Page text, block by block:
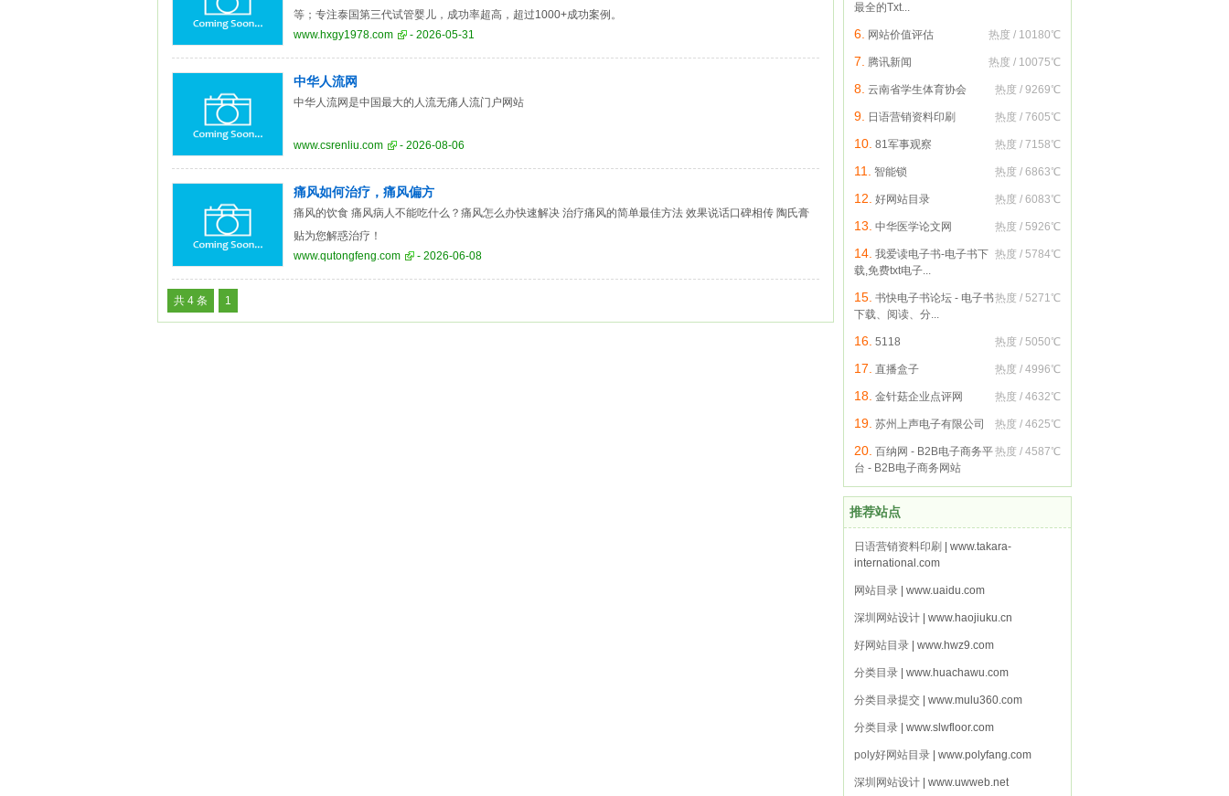
等；专注泰国第三代试管婴儿，成功率超高，超过1000+成功案例。
www.hxgy1978.com
- 2026-05-31
中华人流网
中华人流网是中国最大的人流无痛人流门户网站
www.csrenliu.com - 2026-08-06
痛风如何治疗，痛风偏方
痛风的饮食 痛风病人不能吃什么？痛风怎么办快速解决 治疗痛风的简单最佳方法 效果说话口碑相传 陶氏膏
贴为您解惑治疗！
www.qutongfeng.com
- 2026-06-08
共 4 条 1
最全的Txt...
热度 / 10180℃
6. 网站价值评估
热度 / 10075℃
7. 腾讯新闻
热度 / 9269℃
8. 云南省学生体育协会
热度 / 7605℃
9. 日语营销资料印刷
热度 / 7158℃
10. 81军事观察
热度 / 6863℃
11. 智能锁
热度 / 6083℃
12. 好网站目录
热度 / 5926℃
13. 中华医学论文网
热度 / 5784℃
14. 我爱读电子书-电子书下
载,免费txt电子...
热度 / 5271℃
15. 书快电子书论坛 - 电子书
下载、阅读、分...
热度 / 5050℃
16. 5118
热度 / 4996℃
17. 直播盒子
热度 / 4632℃
18. 金针菇企业点评网
热度 / 4625℃
19. 苏州上声电子有限公司
热度 / 4587℃
20. 百纳网 - B2B电子商务平
台 - B2B电子商务网站
推荐站点
日语营销资料印刷
| www.takara-
international.com
网站目录 | www.uaidu.com
深圳网站设计 | www.haojiuku.cn
好网站目录 | www.hwz9.com
分类目录 | www.huachawu.com
分类目录提交 | www.mulu360.com
分类目录 | www.slwfloor.com
poly好网站目录 | www.polyfang.com
深圳网站设计 | www.uwweb.net